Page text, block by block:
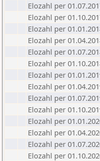
Elozahl per
Elozahl per
Elozahl per
Elozahl per
Elozahl per
Elozahl per
Elozahl per
Elozahl per
Elozahl per
Elozahl per
Elozahl per
Elozahl per
Elozahl per
Elozahl per